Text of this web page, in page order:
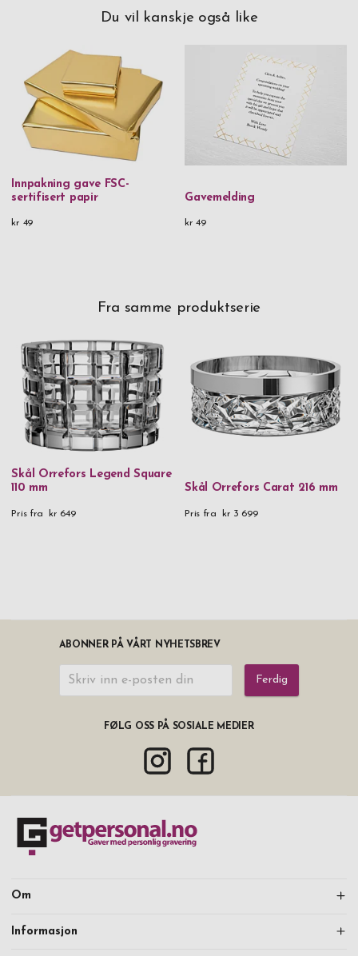
Du vil kanskje også like
Innpakning gave FSC-
sertifisert papir
kr 49
Gavemelding
kr 49
Fra samme produktserie
Skål Orrefors Legend Square
110 mm
Pris fra kr 649
Skål Orrefors Carat 216 mm
Pris fra kr 3 699
ABONNER PÅ VÅRT NYHETSBREV
Ferdig
FØLG OSS PÅ SOSIALE MEDIER
Om
Informasjon